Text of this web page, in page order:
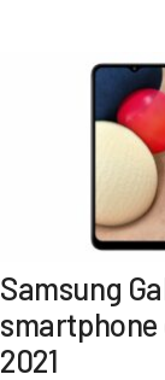
Samsung
2021